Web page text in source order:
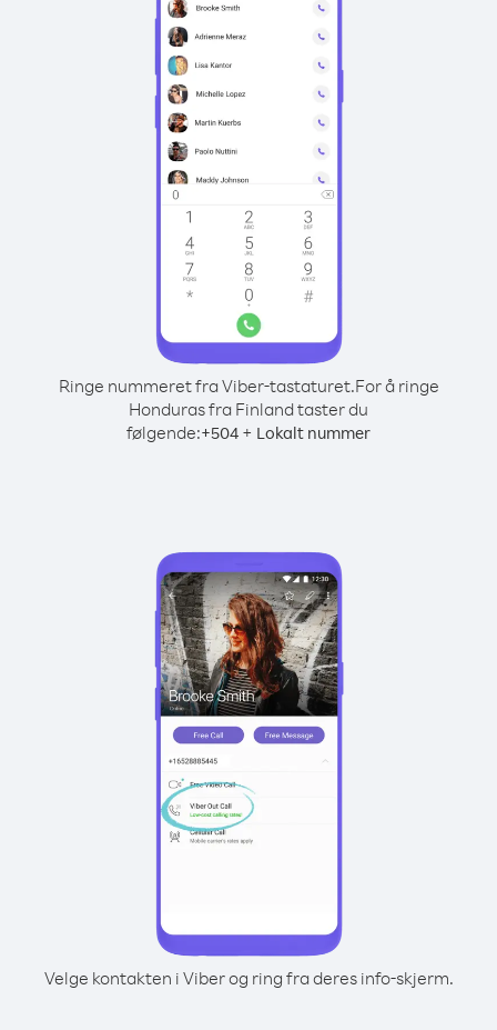
Ringe nummeret fra Viber-tastaturet.For å ringe
Honduras fra Finland taster du
følgende:+504 + Lokalt nummer
Velge kontakten i Viber og ring fra deres info-skjerm.